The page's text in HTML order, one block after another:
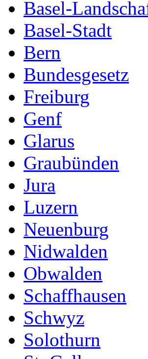
Basel-
Basel-Stadt
Bern
Bundesgesetz
Freiburg
Genf
Glarus
Graubünden
Jura
Luzern
Neuenburg
Nidwalden
Obwalden
Schaffhausen
Schwyz
Solothurn